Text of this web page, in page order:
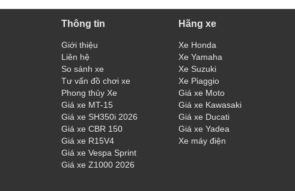
Thông tin
Giới thiệu
Liên hệ
So sánh xe
Tư vấn đồ chơi xe
Phong thủy Xe
Giá xe MT-15
Giá xe SH350i 2026
Giá xe CBR 150
Giá xe R15V4
Giá xe Vespa Sprint
Giá xe Z1000 2026
Hãng xe
Xe Honda
Xe Yamaha
Xe Suzuki
Xe Piaggio
Giá xe Moto
Giá xe Kawasaki
Giá xe Ducati
Giá xe Yadea
Xe máy điện